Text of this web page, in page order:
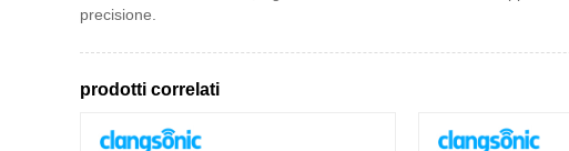
precisione.
prodotti correlati